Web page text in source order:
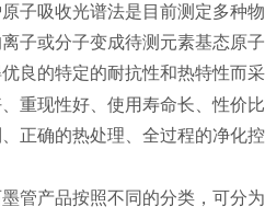
子吸收光谱法是目前测定多种
子或分子变成待测元素基态原
良的特定的耐抗性和热特性而
重现性好、使用寿命长、性价
正确的热处理、全过程的净化
管产品按照不同的分类，可分